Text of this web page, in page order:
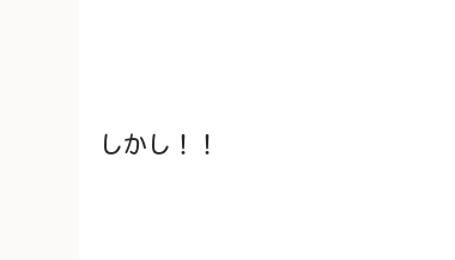
しかし！！